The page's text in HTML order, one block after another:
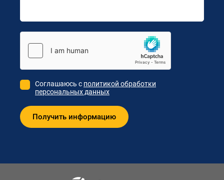
Соглашаюсь с политикой обработки
персональных данных